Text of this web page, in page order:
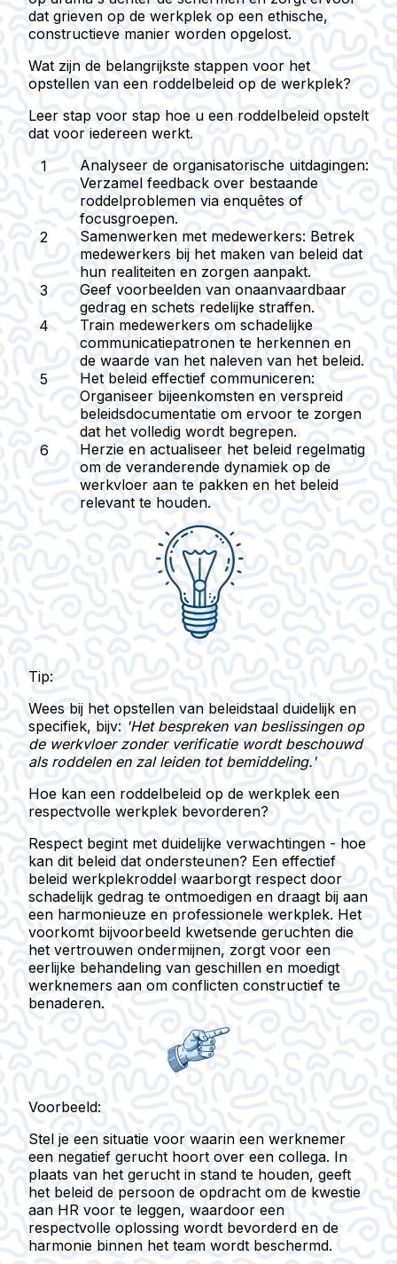
dat grieven op de werkplek op een ethische,
constructieve manier worden opgelost.
Wat zijn de belangrijkste stappen voor het
opstellen van een roddelbeleid op de werkplek?
Leer stap voor stap hoe u een roddelbeleid opstelt
dat voor iedereen werkt.
Analyseer de organisatorische uitdagingen:
Verzamel feedback over bestaande
roddelproblemen via enquêtes of
focusgroepen.
Samenwerken met medewerkers: Betrek
medewerkers bij het maken van beleid dat
hun realiteiten en zorgen aanpakt.
Geef voorbeelden van onaanvaardbaar
gedrag en schets redelijke straffen.
Train medewerkers om schadelijke
communicatiepatronen te herkennen en
de waarde van het naleven van het beleid.
Het beleid effectief communiceren:
Organiseer bijeenkomsten en verspreid
beleidsdocumentatie om ervoor te zorgen
dat het volledig wordt begrepen.
Herzie en actualiseer het beleid regelmatig
om de veranderende dynamiek op de
werkvloer aan te pakken en het beleid
relevant te houden.
Tip:
Wees bij het opstellen van beleidstaal duidelijk en
specifiek, bijv: 'Het bespreken van beslissingen op
de werkvloer zonder verificatie wordt beschouwd
als roddelen en zal leiden tot bemiddeling.'
Hoe kan een roddelbeleid op de werkplek een
respectvolle werkplek bevorderen?
Respect begint met duidelijke verwachtingen - hoe
kan dit beleid dat ondersteunen? Een effectief
beleid werkplekroddel waarborgt respect door
schadelijk gedrag te ontmoedigen en draagt bij aan
een harmonieuze en professionele werkplek. Het
voorkomt bijvoorbeeld kwetsende geruchten die
het vertrouwen ondermijnen, zorgt voor een
eerlijke behandeling van geschillen en moedigt
werknemers aan om conflicten constructief te
benaderen.
Voorbeeld:
Stel je een situatie voor waarin een werknemer
een negatief gerucht hoort over een collega. In
plaats van het gerucht in stand te houden, geeft
het beleid de persoon de opdracht om de kwestie
aan HR voor te leggen, waardoor een
respectvolle oplossing wordt bevorderd en de
harmonie binnen het team wordt beschermd.